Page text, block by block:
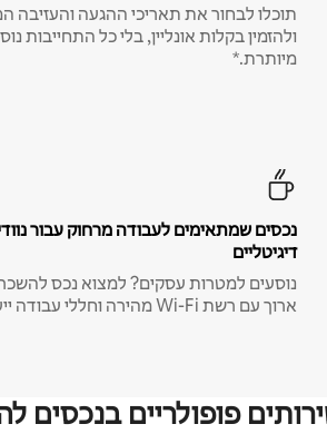
תוכלו לבחור את תאריכי ההגעה והעזיבה
ולהזמין בקלות אונליין, בלי כל התחייבות
מיותרת.*
נכסים שמתאימים לעבודה מרחוק עבור
דיגיטליים
נוסעים למטרות עסקים? למצוא נכס
ארוך עם רשת Wi-Fi מהירה וחללי עבודה ייעודיים.
פופולריים בנכסים